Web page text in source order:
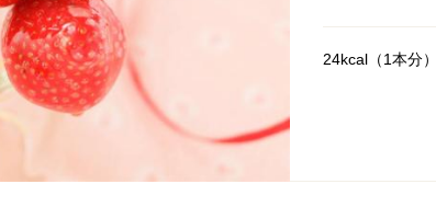
24kcal（1本分）